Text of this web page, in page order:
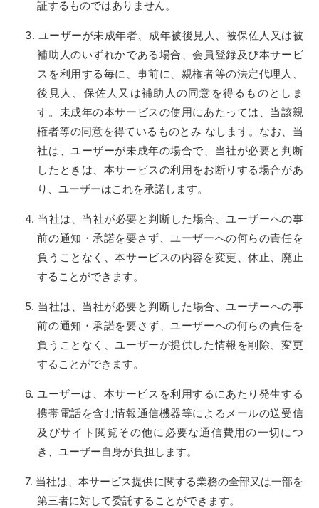
証するものではありません。
ユーザーが未成年者、成年被後見人、被保佐人又は被
補助人のいずれかである場合、会員登録及び本サービ
スを利用する毎に、事前に、親権者等の法定代理人、
後見人、保佐人又は補助人の同意を得るものとしま
す。未成年の本サービスの使用にあたっては、当該親
権者等の同意を得ているものとみ なします。なお、当
社は、ユーザーが未成年の場合で、当社が必要と判断
したときは、本サービスの利用をお断りする場合があ
り、ユーザーはこれを承諾します。
当社は、当社が必要と判断した場合、ユーザーへの事
前の通知・承諾を要さず、ユーザーへの何らの責任を
負うことなく、本サービスの内容を変更、休止、廃止
することができます。
当社は、当社が必要と判断した場合、ユーザーへの事
前の通知・承諾を要さず、ユーザーへの何らの責任を
負うことなく、ユーザーが提供した情報を削除、変更
することができます。
ユーザーは、本サービスを利用するにあたり発生する
携帯電話を含む情報通信機器等によるメールの送受信
及びサイト閲覧その他に必要な通信費用の一切につ
き、ユーザー自身が負担します。
当社は、本サービス提供に関する業務の全部又は一部を
第三者に対して委託することができます。